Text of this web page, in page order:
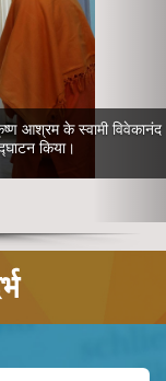
में संसद के मानसून सत्र के
हुए।